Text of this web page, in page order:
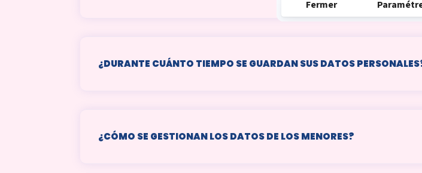
¿DURANTE CUÁNTO TIEMPO SE GUARDAN SUS DATOS
¿CÓMO SE GESTIONAN LOS DATOS DE LOS MENORES?